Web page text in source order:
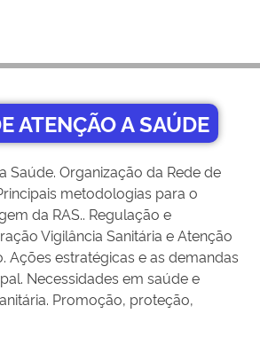
ATENÇÃO A SAÚDE
Saúde. Organização da Rede de
metodologias para o
da RAS.. Regulação e
Vigilância Sanitária e Atenção
Ações estratégicas e as demandas
Necessidades em saúde e
Promoção, proteção,